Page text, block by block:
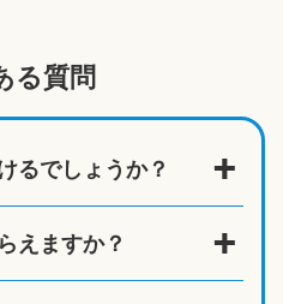
る質問
るでしょうか？
えますか？